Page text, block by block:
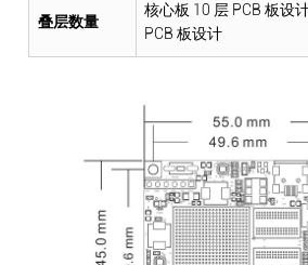
叠层数量
核心板 10 层 PCB 板设
PCB 板设计